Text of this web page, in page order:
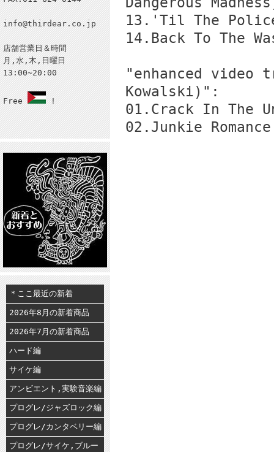
info@thirdear.co.jp
店舗営業日＆時間
月,水,木,日曜日
13:00~20:00
Free !
＊ここ最近の新着
2026年8月の新着商品
2026年7月の新着商品
ハード編
サイケ編
アンビエント,実験音楽編
プログレ/ジャズロック編
プログレ/カンタベリー編
プログレ/サイケ,ブルー
13.'Til The Police
14.Back To The
"enhanced video
Kowalski)":
01.Crack In The
02.Junkie Romance